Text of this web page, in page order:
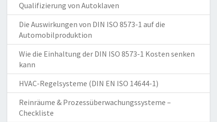
Qualifizierung von Autoklaven
Die Auswirkungen von DIN ISO 8573-1 auf die
Automobilproduktion
Wie die Einhaltung der DIN ISO 8573-1 Kosten senken
kann
HVAC-Regelsysteme (DIN EN ISO 14644-1)
Reinräume & Prozessüberwachungssysteme –
Checkliste